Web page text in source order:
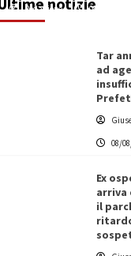
Redazione 08/08/2026
Tar
ad
08/
Ex
arriva
il